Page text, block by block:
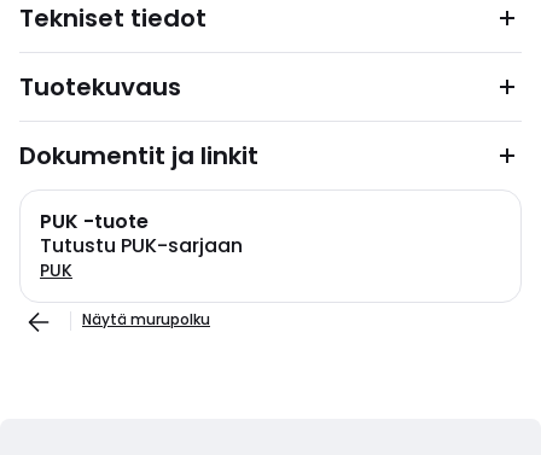
Tekniset tiedot
Tuotekuvaus
Dokumentit ja linkit
PUK -tuote
Tutustu PUK-sarjaan
PUK
Näytä murupolku